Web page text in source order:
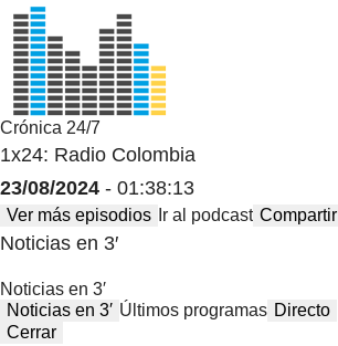
Crónica 24/7
1x24: Radio Colombia
23/08/2024 - 01:38:13
Ver más episodios Ir al podcast Compartir
Noticias en 3′
Noticias en 3′
Noticias en 3′ Últimos programas Directo
Cerrar